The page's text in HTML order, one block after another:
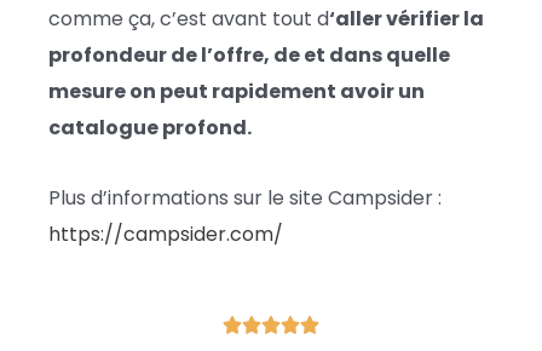
comme ça, c’est avant tout d‘aller vérifier la
profondeur de l’offre, de et dans quelle
mesure on peut rapidement avoir un
catalogue profond.
Plus d’informations sur le site Campsider :
https://campsider.com/